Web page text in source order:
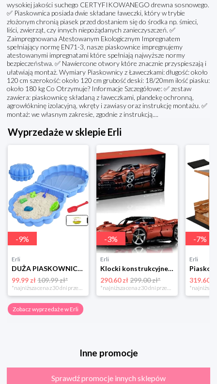
wysokiej jakości suchego CERTYFIKOWANEGO drewna sosnowego.
✅ Piaskownica posiada dwie składane ławeczki, który w trybie
złożonym chronią piasek przed dostaniem się do środka np. śmieci,
liści, zwierząt, czy innych niepożądanych zanieczyszczeń. ✅
Zaimpregnowana Atestowanym Ekologicznym Impregnatem
spełniający normę EN71-3, nasze piaskownice impregnujemy
atestowanymi impregnatami które spełniają najwyższe normy
bezpieczeństwa. ✅ Nawiercone otwory które znacznie przyspieszają i
ułatwiają montaż. Wymiary Piaskownicy z Ławeczkami: długość: około
120 cm szerokość: około 120 cm grubość deski: 18/20mm ilość piasku:
około 180 kg Co Otrzymuje? Informacje Szczegółowe: ✅ zestaw
zawiera: piaskownicę składaną z ławeczkami, plandekę ochronną,
agrowłókninę izolacyjną, wkręty i zawiasy oraz instrukcję montażu. ✅
montaż: we własnym zakresie, zgodnie z instrukcją....
Wyprzedaże w sklepie Erli
-9%
Erli
DUŻA PIASKOWNICA BASEN 2w1 MUSZELKA Z POKRYWĄ + ZABAWKA ŁOPATKA 2-częściowa
99.99 zł109.99 zł*
*najniższa cena z 30 dni przed obniżką
-3%
Erli
Klocki konstrukcyjne samochód Ferrari Daytona SP3 3778el (3778CS)
290.60 zł 299.00 zł*
*najniższa cena z 30 dni przed obniżką
-7%
Erli
319.60 zł
Zobacz wyprzedaże w Erli
Inne promocje
Sprawdź promocje innych sklepów